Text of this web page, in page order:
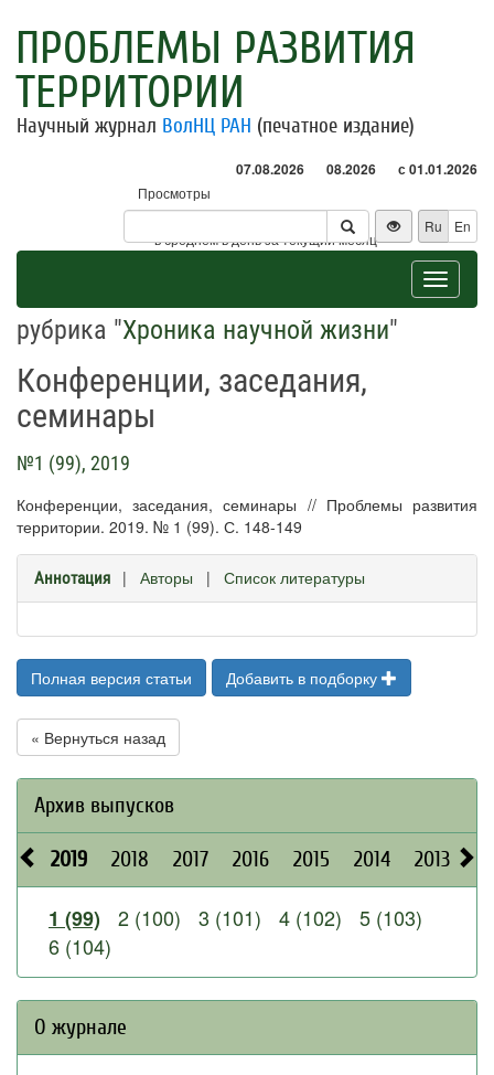
ПРОБЛЕМЫ РАЗВИТИЯ
ТЕРРИТОРИИ
Научный журнал ВолНЦ РАН (печатное издание)
07.08.2026 08.2026 с 01.01.2026
Просмотры
Посетители
* - в среднем в день за текущий месяц
Ru En
Toggle
рубрика "Хроника научной жизни"
Конференции, заседания,
семинары
№1 (99), 2019
Конференции, заседания, семинары // Проблемы развития
территории. 2019. № 1 (99). С. 148-149
Аннотация | Авторы | Список литературы
Полная версия статьи Добавить в подборку
« Вернуться назад
Архив выпусков
2019 2018 2017 2016 2015 2014 2013
1 (99) 2 (100) 3 (101) 4 (102)
5 (103)
6 (104)
О журнале